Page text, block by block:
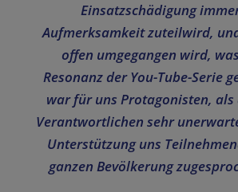
Einsatzschädigung
Aufmerksamkeit zuteilwird,
offen umgegangen wird,
Resonanz der You-Tube-Serie
war für uns Protagonisten,
Verantwortlichen sehr
Unterstützung uns
ganzen Bevölkerung